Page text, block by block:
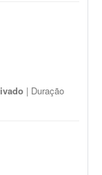
| Duração